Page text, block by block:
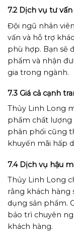
7.2 Dịch vụ tư
Đội ngũ nhân
vấn và hỗ trợ
phù hợp. Bạn sẽ
phẩm và nhận
gia trong ngành.
7.3 Giá cả cạnh
Thủy Linh Long
phẩm chất lượng
phân phối cũng
khuyến mãi hấp
7.4 Dịch vụ hậu
Thủy Linh Long
rằng khách hàng
dụng sản phẩm.
bảo trì chuyên
khách hàng.